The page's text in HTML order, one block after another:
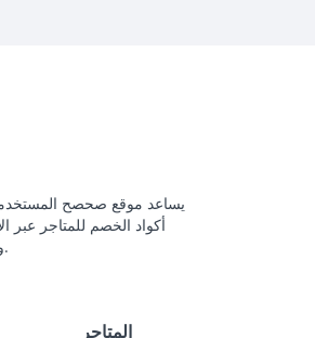
يساعد موقع صحصح
أكواد الخصم للمتاجر عبر
والتي يتم تحديثها باستمرار.
المتاجر